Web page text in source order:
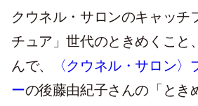
クウネル・サロンのキャッチ
チュア」世代のときめくこと
んで、
〈クウネル・サロン
ーの後藤由紀子さんの「とき